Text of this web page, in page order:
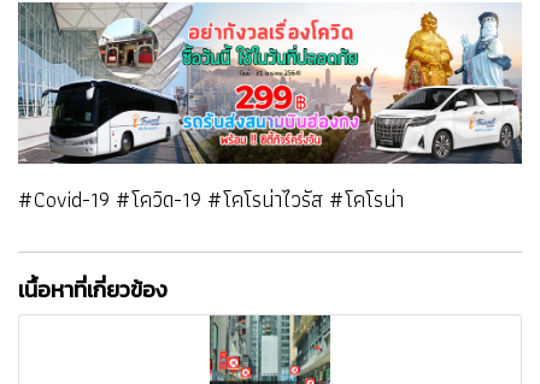
#Covid-19 #โควิด-19 #โคโรน่าไวรัส #โคโรน่า
เนื้อหาที่เกี่ยวข้อง